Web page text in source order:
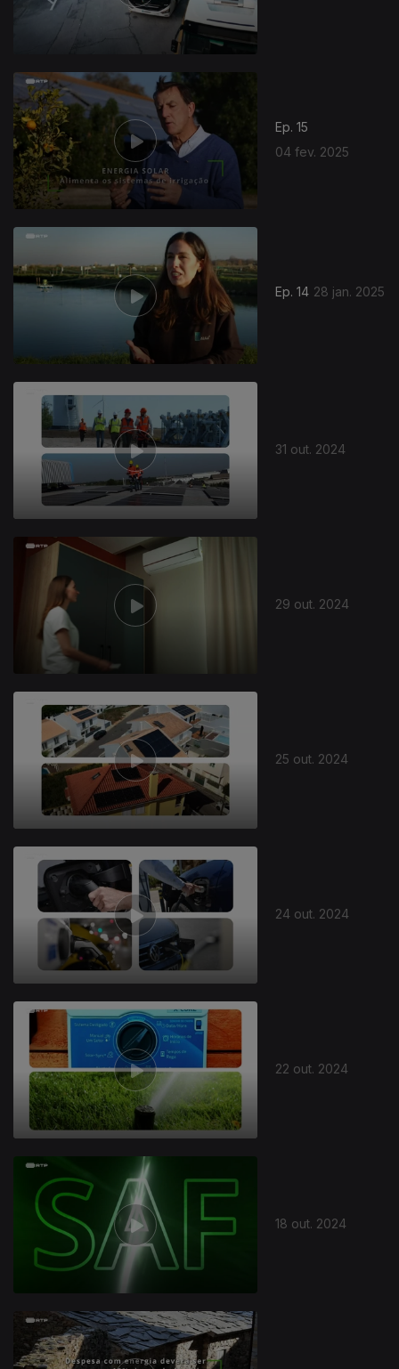
Ep. 15
04 fev. 2025
Ep. 14 28 jan. 2025
31 out. 2024
29 out. 2024
25 out. 2024
24 out. 2024
22 out. 2024
18 out. 2024
802221